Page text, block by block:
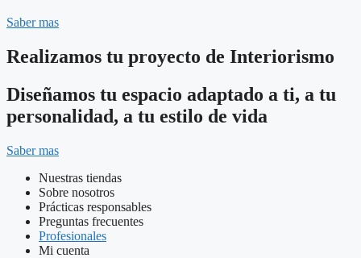
Saber mas
Realizamos tu proyecto de Interiorismo
Diseñamos tu espacio adaptado a ti, a tu
personalidad, a tu estilo de vida
Saber mas
Nuestras tiendas
Sobre nosotros
Prácticas responsables
Preguntas frecuentes
Profesionales
Mi cuenta